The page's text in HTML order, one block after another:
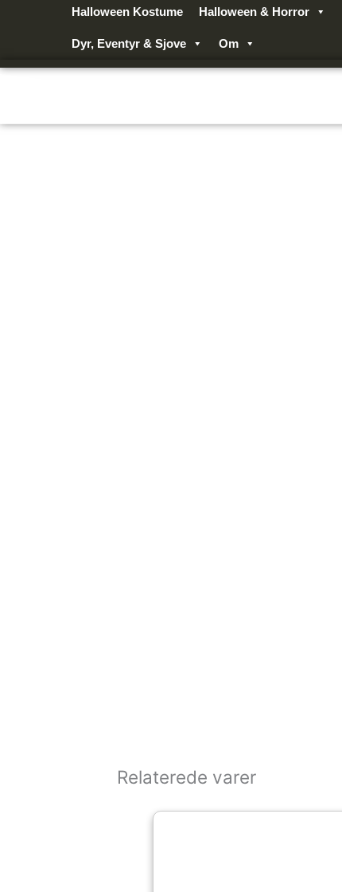
Halloween Kostume Halloween & Horror
Dyr, Eventyr & Sjove Om
Relaterede varer